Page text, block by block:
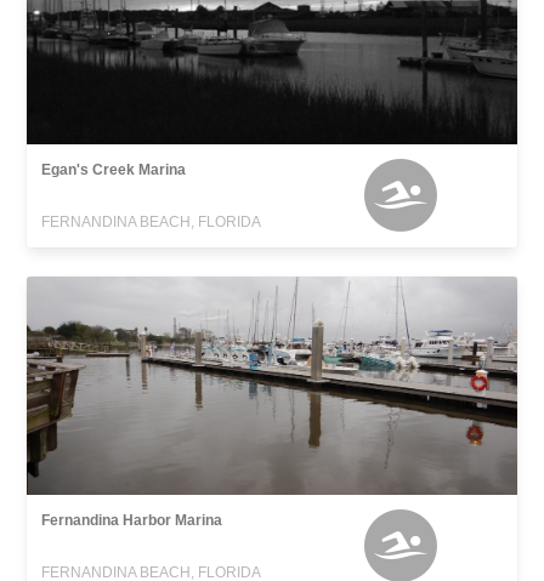
Egan's Creek Marina
FERNANDINA BEACH, FLORIDA
Fernandina Harbor Marina
FERNANDINA BEACH, FLORIDA